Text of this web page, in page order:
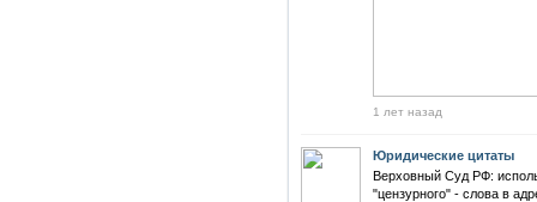
1 лет назад
Юридические цитаты
Верховный Суд РФ:
"цензурного" - слова в